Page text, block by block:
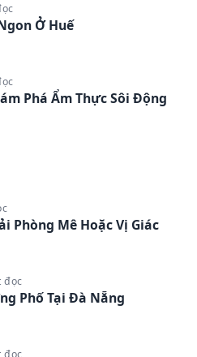
Ở Huế
Phá Ẩm Thực Sôi Động
Phòng Mê Hoặc Vị Giác
đọc
Phố Tại Đà Nẵng
đọc